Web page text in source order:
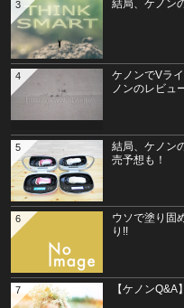
結局、ケノン
3
ケノンでVラ
ノンのレビュ
4
結局、ケノン
売予想も！
5
ウソで塗り固
り!!
6
【ケノン
7